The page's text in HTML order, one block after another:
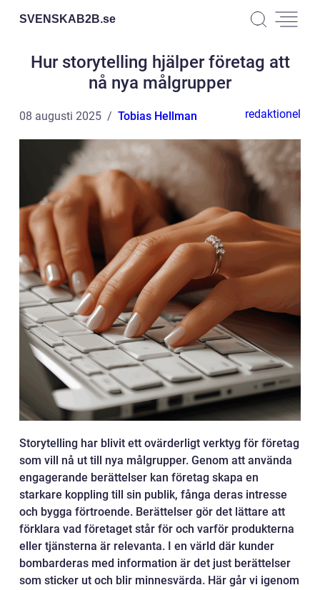
SVENSKAB2B.se
Hur storytelling hjälper företag att
nå nya målgrupper
08 augusti 2025 Tobias Hellman redaktionel
Storytelling har blivit ett ovärderligt verktyg för företag
som vill nå ut till nya målgrupper. Genom att använda
engagerande berättelser kan företag skapa en
starkare koppling till sin publik, fånga deras intresse
och bygga förtroende. Berättelser gör det lättare att
förklara vad företaget står för och varför produkterna
eller tjänsterna är relevanta. I en värld där kunder
bombarderas med information är det just berättelser
som sticker ut och blir minnesvärda. Här går vi igenom